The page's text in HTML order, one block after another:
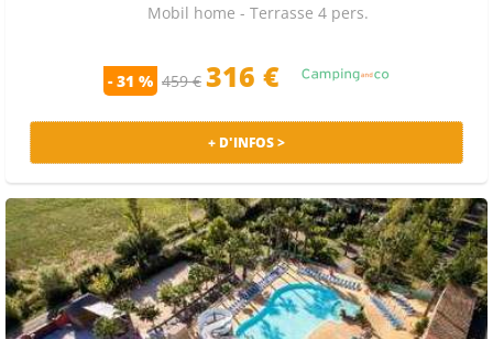
Mobil home - Terrasse 4 pers.
- 31 % 459 € 316 €
+ D'INFOS >